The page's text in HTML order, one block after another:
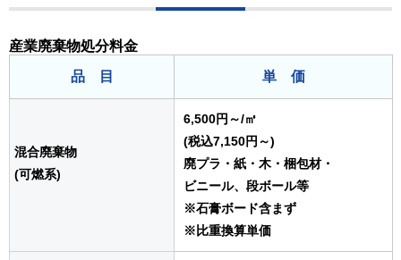
産業廃棄物処分料金
品 目
単 価
混合廃棄物
(可燃系)
6,500円～/㎥
(税込7,150円～)
廃プラ・紙・木・梱包材・
ビニール、段ボール等
※石膏ボード含まず
※比重換算単価